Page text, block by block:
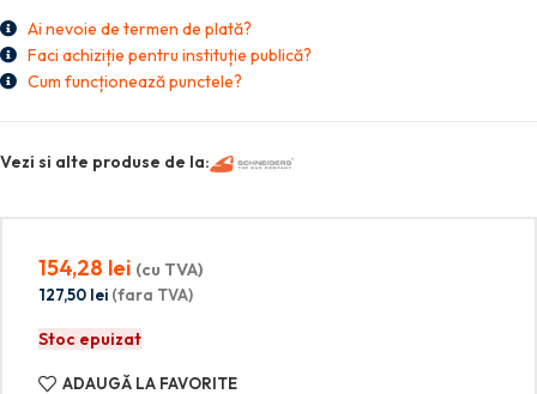
Ai nevoie de termen de plată?
Faci achiziție pentru instituție publică?
Cum funcționează punctele?
Vezi si alte produse de la:
154,28 lei (cu TVA)
127,50 lei (fara TVA)
Stoc epuizat
ADAUGĂ LA FAVORITE